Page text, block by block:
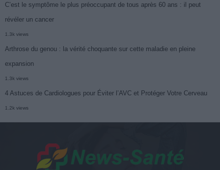
C’est le symptôme le plus préoccupant de tous après 60 ans : il peut
révéler un cancer
1.3k views
Arthrose du genou : la vérité choquante sur cette maladie en pleine
expansion
1.3k views
4 Astuces de Cardiologues pour Éviter l’AVC et Protéger Votre Cerveau
1.2k views